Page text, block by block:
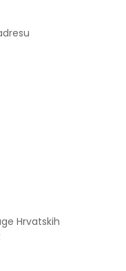
Hrvatskih